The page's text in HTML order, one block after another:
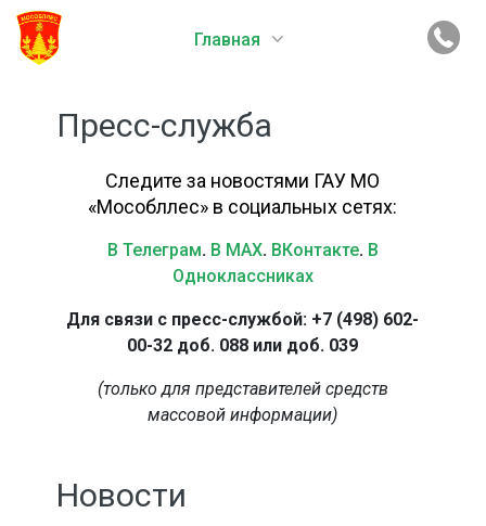
Главная
Пресс-служба
Следите за новостями ГАУ МО
«Мособллес» в социальных сетях:
В Телеграм. В MAX. ВКонтакте. В
Одноклассниках
Для связи с пресс-службой: +7 (498) 602-
00-32 доб. 088 или доб. 039
(только для представителей средств
массовой информации)
Новости